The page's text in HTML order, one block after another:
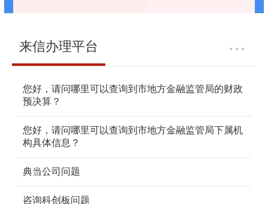
来信办理平台
您好，请问哪里可以查询到市地方金融监管局的财政
预决算？
您好，请问哪里可以查询到市地方金融监管局下属机
构具体信息？
典当公司问题
咨询科创板问题